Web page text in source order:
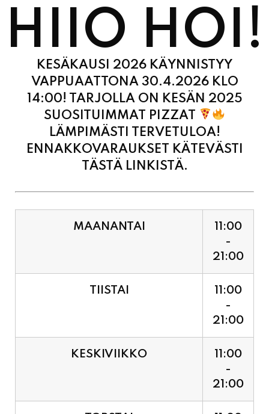
KESÄKAUSI 2026 KÄYNNISTYY
VAPPUAATTONA 30.4.2026 KLO
14:00! TARJOLLA ON KESÄN 2025
SUOSITUIMMAT PIZZAT
LÄMPIMÄSTI TERVETULOA!
ENNAKKOVARAUKSET KÄTEVÄSTI
TÄSTÄ LINKISTÄ.
-
21:00
11:00
-
21:00
11:00
-
21:00
11:00
-
21:00